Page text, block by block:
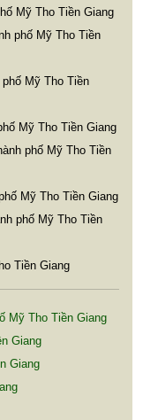
Mỹ Tho Tiền Giang
phố Mỹ Tho Tiền
Mỹ Tho Tiền
Mỹ Tho Tiền Giang
phố Mỹ Tho Tiền
Mỹ Tho Tiền Giang
phố Mỹ Tho Tiền
Tiền Giang
Mỹ Tho Tiền Giang
Giang
Giang